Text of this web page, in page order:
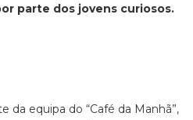
parte dos jovens curiosos.
da equipa do “Café da Manhã”,